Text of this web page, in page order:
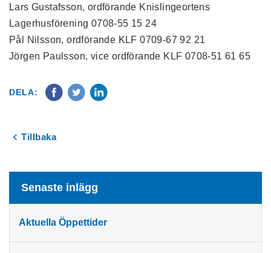
Lars Gustafsson, ordförande Knislingeortens
Lagerhusförening 0708-55 15 24
Pål Nilsson, ordförande KLF 0709-67 92 21
Jörgen Paulsson, vice ordförande KLF 0708-51 61 65
DELA:
Tillbaka
Senaste inlägg
Aktuella Öppettider